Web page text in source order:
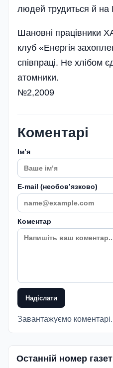
людей трудиться й
Шановні працівники
клуб «Енергія
співпраці. Не хлібом
атомники.
№2,2009
Коментарі
Імʼя
E-mail (необовʼязково)
Коментар
Надіслати
Завантажуємо
Останній номер